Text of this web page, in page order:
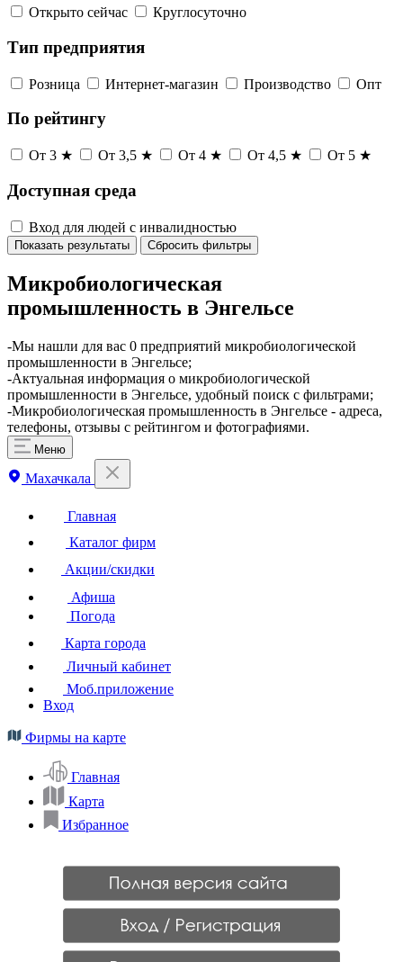
Открыто сейчас Круглосуточно
Тип предприятия
Розница Интернет-магазин Производство Опт
По рейтингу
От 3 ★ От 3,5 ★ От 4 ★ От 4,5 ★ От 5 ★
Доступная среда
Вход для людей с инвалидностью
Показать результаты Сбросить фильтры
Микробиологическая
промышленность в Энгельсе
-Мы нашли для вас 0 предприятий микробиологической
промышленности в Энгельсе;
-Актуальная информация о микробиологической
промышленности в Энгельсе, удобный поиск с фильтрами;
-Микробиологическая промышленность в Энгельсе - адреса,
телефоны, отзывы с рейтингом и фотографиями.
Меню
Махачкала
Главная
Каталог фирм
Акции/скидки
Афиша
Погода
Карта города
Личный кабинет
Моб.приложение
Вход
Фирмы на карте
Главная
Карта
Избранное